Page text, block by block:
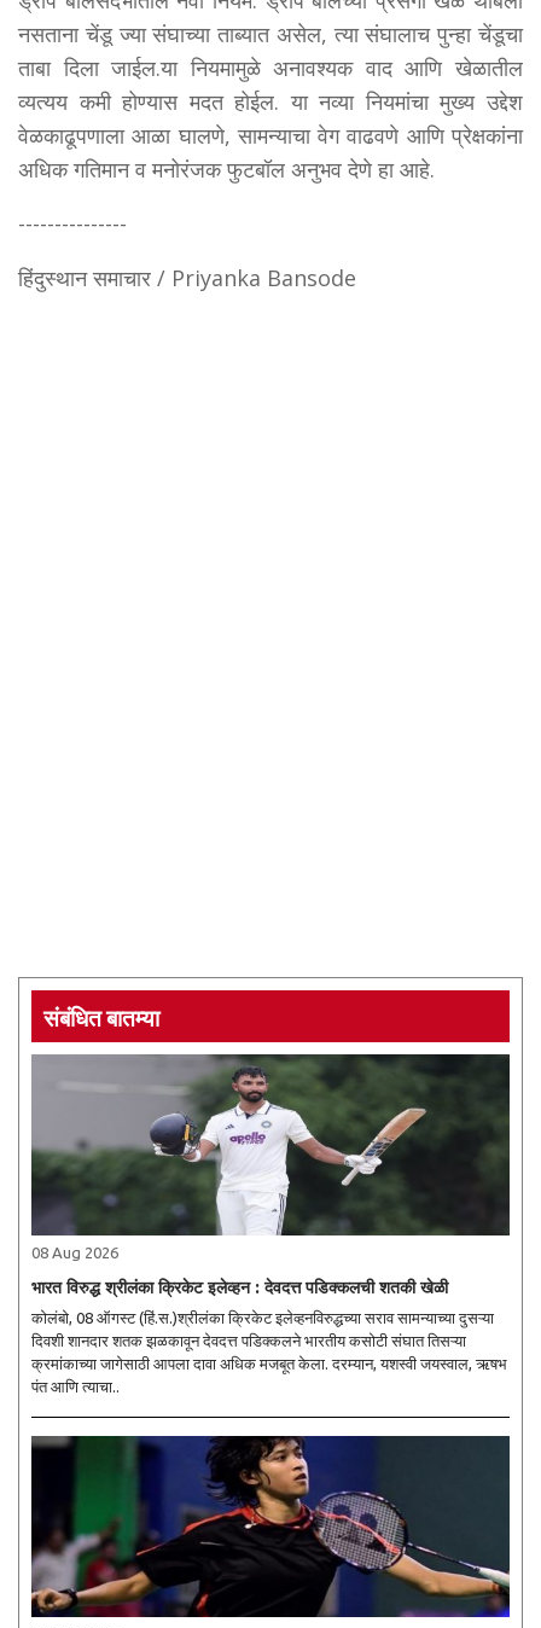
नसताना चेंडू ज्या संघाच्या ताब्यात असेल, त्या संघालाच पुन्हा चेंडूचा
ताबा दिला जाईल.या नियमामुळे अनावश्यक वाद आणि खेळातील
व्यत्यय कमी होण्यास मदत होईल. या नव्या नियमांचा मुख्य उद्देश
वेळकाढूपणाला आळा घालणे, सामन्याचा वेग वाढवणे आणि प्रेक्षकांना
अधिक गतिमान व मनोरंजक फुटबॉल अनुभव देणे हा आहे.
---------------
हिंदुस्थान समाचार / Priyanka Bansode
संबंधित बातम्या
08 Aug 2026
भारत विरुद्ध श्रीलंका क्रिकेट इलेव्हन : देवदत्त पडिक्कलची शतकी खेळी
कोलंबो, 08 ऑगस्ट (हिं.स.)श्रीलंका क्रिकेट इलेव्हनविरुद्धच्या सराव सामन्याच्या दुसऱ्या
दिवशी शानदार शतक झळकावून देवदत्त पडिक्कलने भारतीय कसोटी संघात तिसऱ्या
क्रमांकाच्या जागेसाठी आपला दावा अधिक मजबूत केला. दरम्यान, यशस्वी जयस्वाल, ऋषभ
पंत आणि त्याचा..